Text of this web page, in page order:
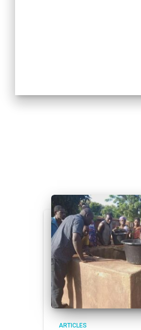
ARTICLES